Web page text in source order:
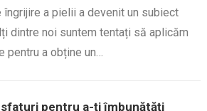
îngrijire a pielii a devenit un subiect
dintre noi suntem tentați să aplicăm
pentru a obține un…
pentru a-ți îmbunătăți